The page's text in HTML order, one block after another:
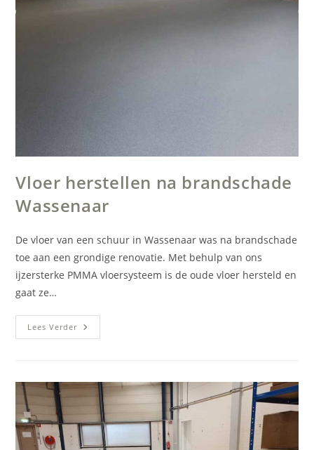
Vloer herstellen na brandschade
Wassenaar
De vloer van een schuur in Wassenaar was na brandschade
toe aan een grondige renovatie. Met behulp van ons
ijzersterke PMMA vloersysteem is de oude vloer hersteld en
gaat ze…
Lees VerderVloer
Herstellen